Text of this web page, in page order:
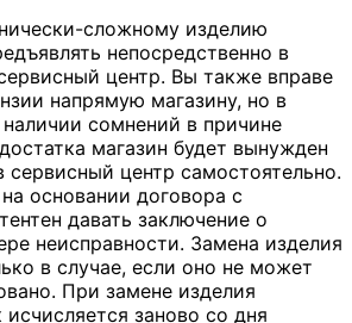
сложному изделию
непосредственно в
центр. Вы также вправе
напрямую магазину, но в
сомнений в причине
магазин будет вынужден
сервисный центр самостоятельно.
основании договора с
давать заключение о
неисправности. Замена изделия
в случае, если оно не может
При замене изделия
заново со дня